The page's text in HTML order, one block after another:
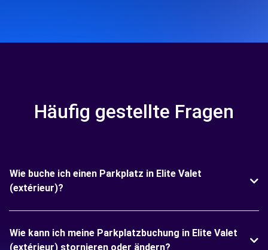
Häufig gestellte Fragen
Wie buche ich einen Parkplatz in Elite Valet
(extérieur)?
Wie kann ich meine Parkplatzbuchung in Elite Valet
(extérieur) stornieren oder ändern?